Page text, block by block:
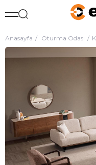
Anasayfa Oturma Odası